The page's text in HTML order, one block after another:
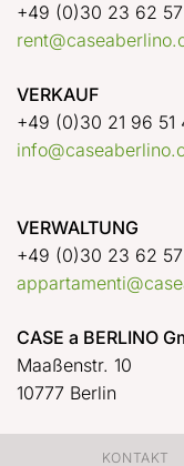
+49 (0)30 23 62
VERKAUF
+49 (0)30 21 96 51
VERWALTUNG
+49 (0)30 23 62
CASE a BERLINO
Maaßenstr. 10
10777 Berlin
KONTAKT